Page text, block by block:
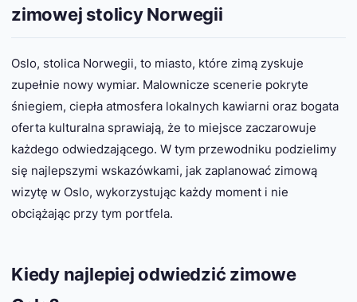
zimowej stolicy Norwegii
Oslo, stolica Norwegii, to miasto, które zimą zyskuje
zupełnie nowy wymiar. Malownicze scenerie pokryte
śniegiem, ciepła atmosfera lokalnych kawiarni oraz bogata
oferta kulturalna sprawiają, że to miejsce zaczarowuje
każdego odwiedzającego. W tym przewodniku podzielimy
się najlepszymi wskazówkami, jak zaplanować zimową
wizytę w Oslo, wykorzystując każdy moment i nie
obciążając przy tym portfela.
Kiedy najlepiej odwiedzić zimowe